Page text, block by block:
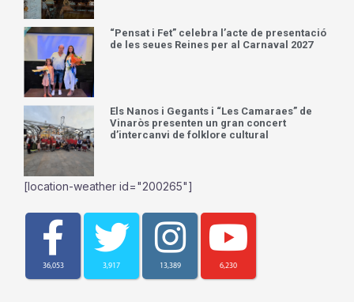
“Pensat i Fet” celebra l’acte de presentació
de les seues Reines per al Carnaval 2027
Els Nanos i Gegants i “Les Camaraes” de
Vinaròs presenten un gran concert
d’intercanvi de folklore cultural
[location-weather id="200265"]
36,053 3,917 13,389 6,230